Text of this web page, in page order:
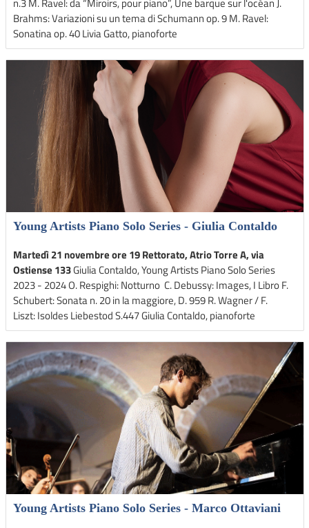
n.3 M. Ravel: da “Miroirs, pour piano”, Une barque sur l'océan J.
Brahms: Variazioni su un tema di Schumann op. 9 M. Ravel:
Sonatina op. 40 Livia Gatto, pianoforte
Young Artists Piano Solo Series - Giulia Contaldo
Martedì 21 novembre ore 19 Rettorato, Atrio Torre A, via
Ostiense 133Giulia Contaldo, Young Artists Piano Solo Series
2023 - 2024 O. Respighi: Notturno C. Debussy: Images, I Libro F.
Schubert: Sonata n. 20 in la maggiore, D. 959 R. Wagner / F.
Liszt: Isoldes Liebestod S.447 Giulia Contaldo, pianoforte
Young Artists Piano Solo Series - Marco Ottaviani